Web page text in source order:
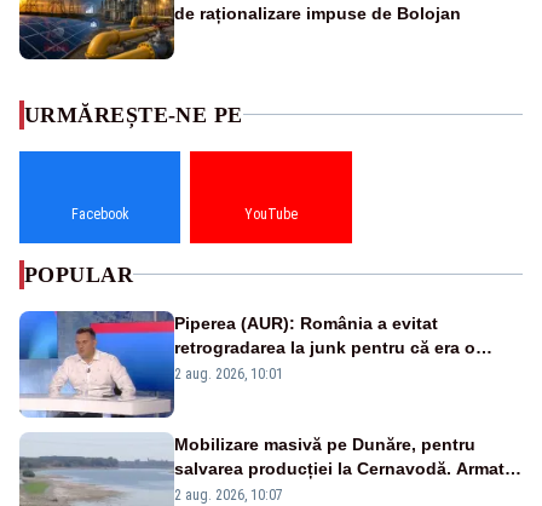
de raționalizare impuse de Bolojan
URMĂREȘTE-NE PE
Facebook YouTube
POPULAR
Piperea (AUR): România a evitat
retrogradarea la junk pentru că era o
catastrofă pentru bănci și fondurile de
2 aug. 2026, 10:01
Mobilizare masivă pe Dunăre, pentru
salvarea producției la Cernavodă. Armata
va detona o stâncă și va devia apa
2 aug. 2026, 10:07